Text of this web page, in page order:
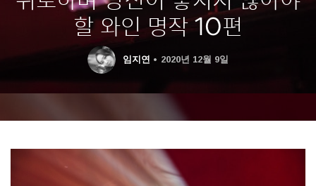
할 와인 명작 10편
임지연 2020년 12월 9일